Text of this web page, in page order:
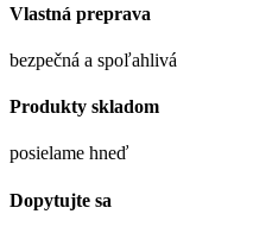
Vlastná preprava
bezpečná a spoľahlivá
Produkty skladom
posielame hneď
Dopytujte sa